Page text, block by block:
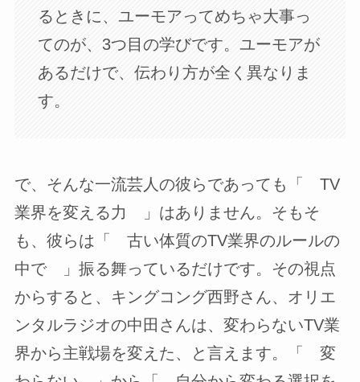
るときに、ユーモアってめちゃ大事っ
てのが、3つ目の学びです。ユーモアが
あるだけで、伝わり方が全く異なりま
す。
で、そんな一流芸人の彼らであっても「 TV
業界を変える力 」はありません。そもそ
も、彼らは「 古い体質のTV業界のルールの
中で 」振る舞っているだけです。その視点
からすると、キングコング西野さん、オリエ
ンタルラジオの中田さんは、変わらないTV業
界から主戦場を変えた、と言えます。「 変